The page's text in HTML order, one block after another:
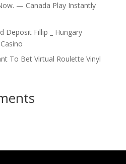
— Canada Play Instantly
Deposit Fillip _ Hungary
To Bet Virtual Roulette Vinyl